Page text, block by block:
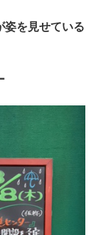
姿を見せている